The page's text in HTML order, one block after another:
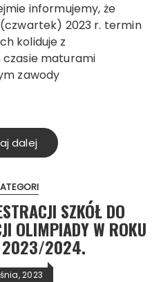
2023 r. termin
koliduje z
maturami
zawody
dalej
SZKÓŁ DO
OLIMPIADY W ROKU
2023/2024.
2023